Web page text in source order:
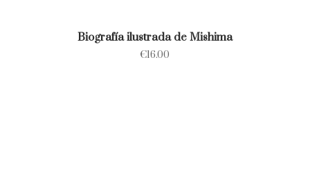
Biografía ilustrada de Mishima
€16.00